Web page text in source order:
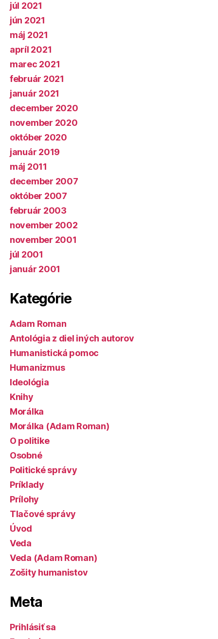
júl 2021
jún 2021
máj 2021
apríl 2021
marec 2021
február 2021
január 2021
december 2020
november 2020
október 2020
január 2019
máj 2011
december 2007
október 2007
február 2003
november 2002
november 2001
júl 2001
január 2001
Kategórie
Adam Roman
Antológia z diel iných autorov
Humanistická pomoc
Humanizmus
Ideológia
Knihy
Morálka
Morálka (Adam Roman)
O politike
Osobné
Politické správy
Príklady
Prílohy
Tlačové správy
Úvod
Veda
Veda (Adam Roman)
Zošity humanistov
Meta
Prihlásiť sa